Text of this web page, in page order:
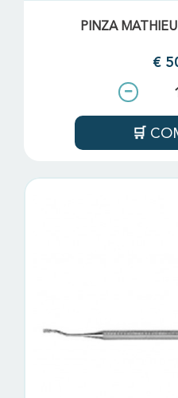
PINZA
€